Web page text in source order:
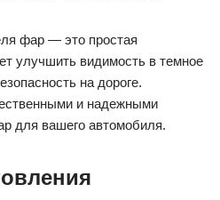
фар — это простая
улучшить видимость в темное
на дороге.
и надежными
для вашего автомобиля.